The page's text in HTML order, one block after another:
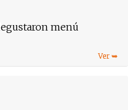
menú